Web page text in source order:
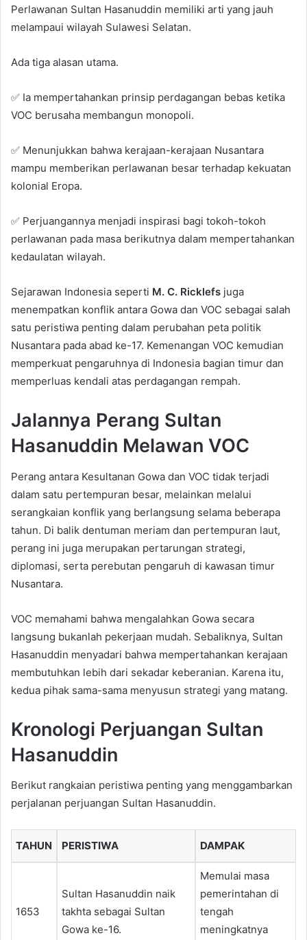
Perlawanan Sultan Hasanuddin memiliki arti yang jauh
melampaui wilayah Sulawesi Selatan.
Ada tiga alasan utama.
✅ Ia mempertahankan prinsip perdagangan bebas ketika
VOC berusaha membangun monopoli.
✅ Menunjukkan bahwa kerajaan-kerajaan Nusantara
mampu memberikan perlawanan besar terhadap kekuatan
kolonial Eropa.
✅ Perjuangannya menjadi inspirasi bagi tokoh-tokoh
perlawanan pada masa berikutnya dalam mempertahankan
kedaulatan wilayah.
Sejarawan Indonesia seperti M. C. Ricklefs juga
menempatkan konflik antara Gowa dan VOC sebagai salah
satu peristiwa penting dalam perubahan peta politik
Nusantara pada abad ke-17. Kemenangan VOC kemudian
memperkuat pengaruhnya di Indonesia bagian timur dan
memperluas kendali atas perdagangan rempah.
Jalannya Perang Sultan
Hasanuddin Melawan VOC
Perang antara Kesultanan Gowa dan VOC tidak terjadi
dalam satu pertempuran besar, melainkan melalui
serangkaian konflik yang berlangsung selama beberapa
tahun. Di balik dentuman meriam dan pertempuran laut,
perang ini juga merupakan pertarungan strategi,
diplomasi, serta perebutan pengaruh di kawasan timur
Nusantara.
VOC memahami bahwa mengalahkan Gowa secara
langsung bukanlah pekerjaan mudah. Sebaliknya, Sultan
Hasanuddin menyadari bahwa mempertahankan kerajaan
membutuhkan lebih dari sekadar keberanian. Karena itu,
kedua pihak sama-sama menyusun strategi yang matang.
Kronologi Perjuangan Sultan
Hasanuddin
Berikut rangkaian peristiwa penting yang menggambarkan
perjalanan perjuangan Sultan Hasanuddin.
TAHUN PERISTIWA DAMPAK
1653
Sultan Hasanuddin naik
takhta sebagai Sultan
Gowa ke-16.
Memulai masa
pemerintahan di
tengah
meningkatnya